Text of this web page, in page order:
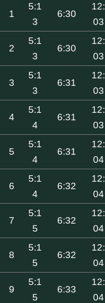
1
5:1
3
6:30
12:
03
2
5:1
3
6:30
12:
03
3
5:1
3
6:31
12:
03
4
5:1
4
6:31
12:
03
5
5:1
4
6:31
12:
04
6
5:1
4
6:32
12:
04
7
5:1
5
6:32
12:
04
8
5:1
5
6:32
12:
04
9
5:1
5
6:33
12:
04